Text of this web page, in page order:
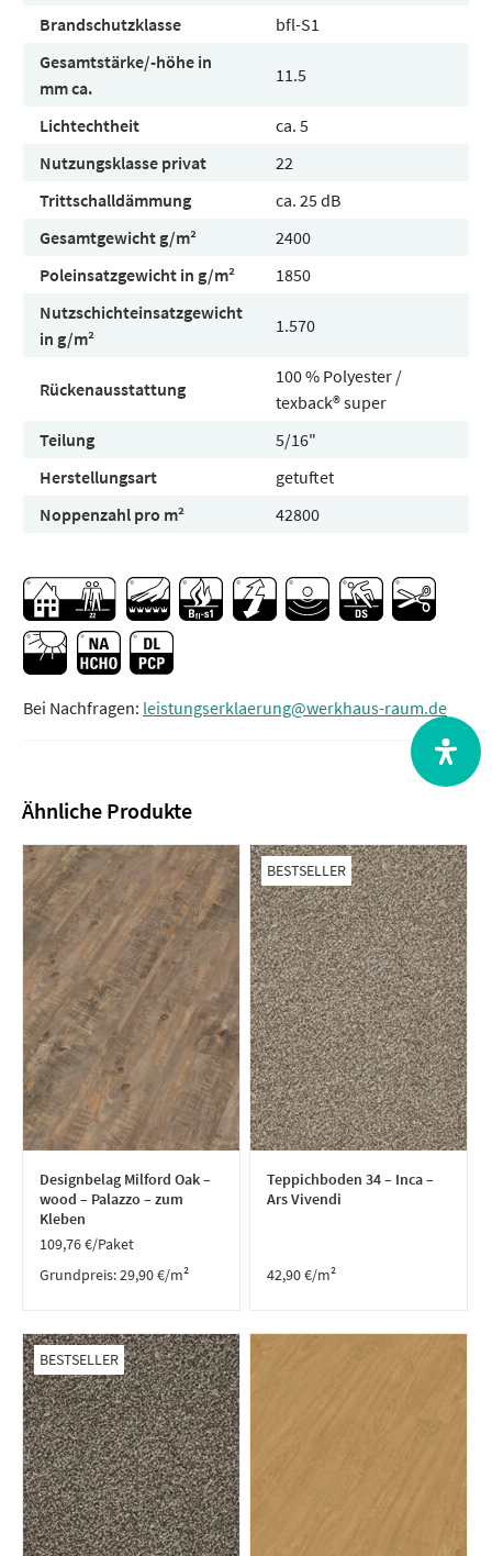
Brandschutzklasse
bfl-S1
Gesamtstärke/-höhe in
mm ca.
11.5
Lichtechtheit
ca. 5
Nutzungsklasse privat
22
Trittschalldämmung
ca. 25 dB
Gesamtgewicht g/m²
2400
Poleinsatzgewicht in g/m²
1850
Nutzschichteinsatzgewicht
in g/m²
1.570
Rückenausstattung
100 % Polyester /
texback® super
Teilung
5/16"
Herstellungsart
getuftet
Noppenzahl pro m²
42800
Bei Nachfragen: leistungserklaerung@werkhaus-raum.de
Ähnliche Produkte
Designbelag Milford Oak –
wood – Palazzo – zum
Kleben
109,76€/Paket
Grundpreis:29,90€/m²
BESTSELLER
Teppichboden 34 – Inca –
Ars Vivendi
42,90€/m²
BESTSELLER